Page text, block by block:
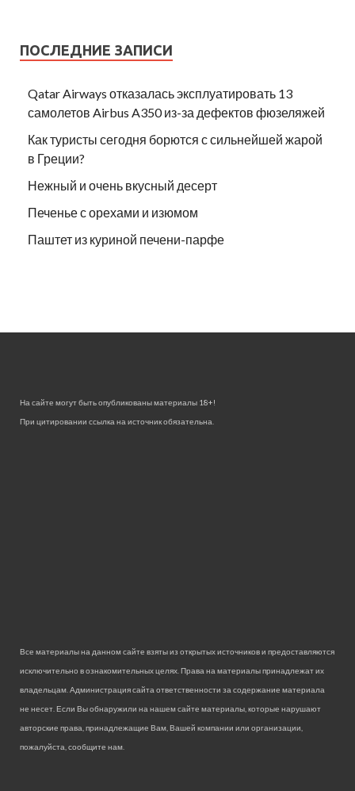
ПОСЛЕДНИЕ ЗАПИСИ
Qatar Airways отказалась эксплуатировать 13
самолетов Airbus A350 из-за дефектов фюзеляжей
Как туристы сегодня борются с сильнейшей жарой
в Греции?
Нежный и очень вкусный десерт
Печенье с орехами и изюмом
Паштет из куриной печени-парфе
На сайте могут быть опубликованы материалы 18+!
При цитировании ссылка на источник обязательна.
Все материалы на данном сайте взяты из открытых источников и предоставляются
исключительно в ознакомительных целях. Права на материалы принадлежат их
владельцам. Администрация сайта ответственности за содержание материала
не несет. Если Вы обнаружили на нашем сайте материалы, которые нарушают
авторские права, принадлежащие Вам, Вашей компании или организации,
пожалуйста, сообщите нам.